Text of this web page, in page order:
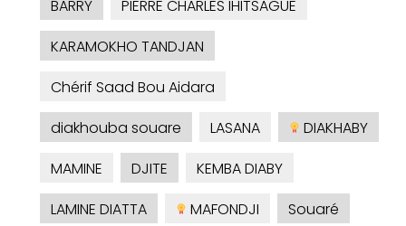
BARRY
PIERRE CHARLES IHITSAGUE
KARAMOKHO TANDJAN
Chérif Saad Bou Aidara
diakhouba souare
LASANA
DIAKHABY
MAMINE
DJITE
KEMBA DIABY
LAMINE DIATTA
MAFONDJI
Souaré